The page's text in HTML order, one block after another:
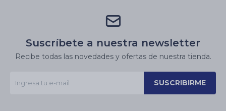
Suscríbete a nuestra newsletter
Recibe todas las novedades y ofertas de nuestra tienda.
SUSCRIBIRME